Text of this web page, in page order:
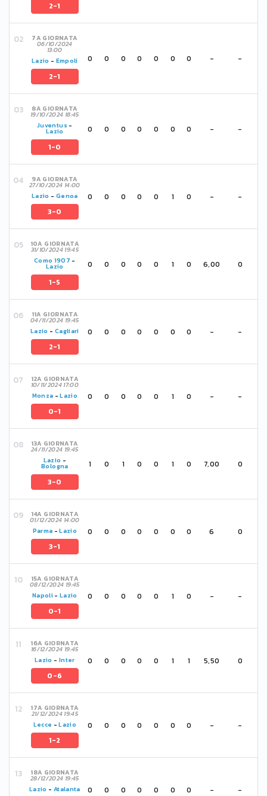
2-1
7A GIORNATA
06/10/2024
13:00
Lazio - Empoli
2-1
0 0 0 0 0 0 0 - -
8A GIORNATA
19/10/2024 18:45
Juventus -
Lazio
1-0
0 0 0 0 0 0 0 - -
9A GIORNATA
27/10/2024 14:00
Lazio - Genoa
3-0
0 0 0 0 0 1 0 - -
10A GIORNATA
31/10/2024 19:45
Como 1907 -
Lazio
1-5
0 0 0 0 0 1 0 6,00 0
11A GIORNATA
04/11/2024 19:45
Lazio - Cagliari
2-1
0 0 0 0 0 0 0 - -
12A GIORNATA
10/11/2024 17:00
Monza -Lazio
0-1
0 0 0 0 0 1 0 - -
13A GIORNATA
24/11/2024 19:45
Lazio -
Bologna
3-0
1 0 1 0 0 1 0 7,00 0
14A GIORNATA
01/12/2024 14:00
Parma -Lazio
3-1
0 0 0 0 0 0 0 6 0
15A GIORNATA
08/12/2024 19:45
Napoli -Lazio
0-1
0 0 0 0 0 1 0 - -
16A GIORNATA
16/12/2024 19:45
Lazio - Inter
0-6
0 0 0 0 0 1 1 5,50 0
17A GIORNATA
21/12/2024 19:45
Lecce -Lazio
1-2
0 0 0 0 0 0 0 - -
18A GIORNATA
28/12/2024 19:45
Lazio - Atalanta 0 0 0 0 0 0 0 - -